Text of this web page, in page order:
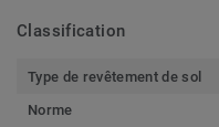
Classification
Type de revêtement de sol
Norme